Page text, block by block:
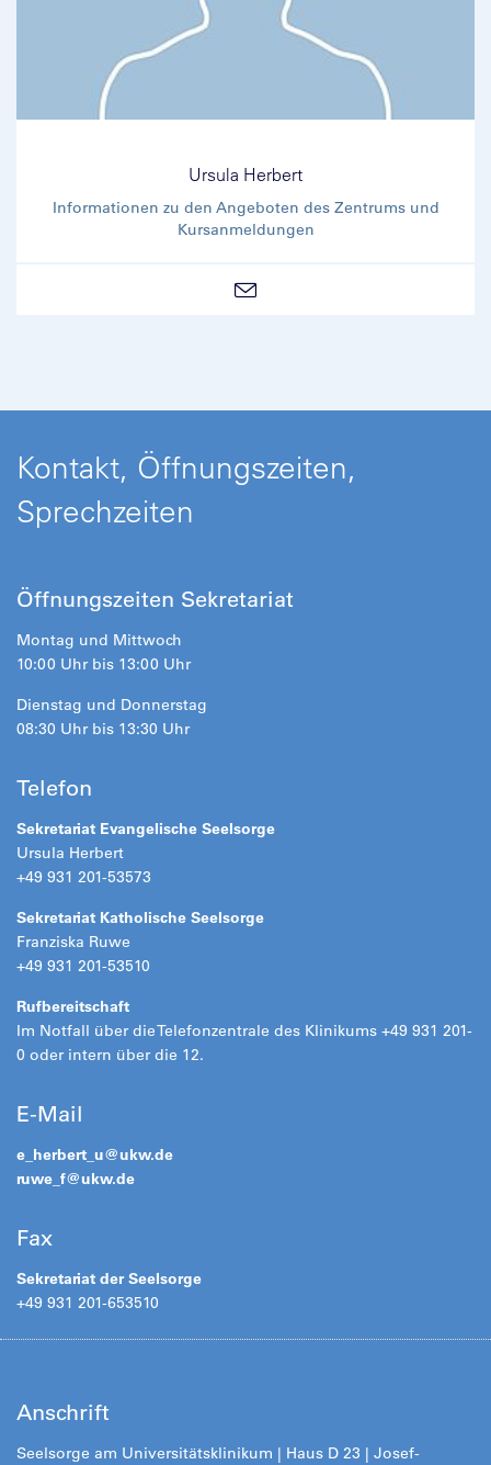
Ursula Herbert
Informationen zu den Angeboten des Zentrums und
Kursanmeldungen
Kontakt, Öffnungszeiten,
Sprechzeiten
Öffnungszeiten Sekretariat
Montag und Mittwoch
10:00 Uhr bis 13:00 Uhr
Dienstag und Donnerstag
08:30 Uhr bis 13:30 Uhr
Telefon
Sekretariat Evangelische Seelsorge
Ursula Herbert
+49 931 201-53573
Sekretariat Katholische Seelsorge
Franziska Ruwe
+49 931 201-53510
Rufbereitschaft
Im Notfall über die Telefonzentrale des Klinikums +49 931 201-
0 oder intern über die 12.
E-Mail
e_herbert_u@ukw.de
ruwe_f@ukw.de
Fax
Sekretariat der Seelsorge
+49 931 201-653510
Anschrift
Seelsorge am Universitätsklinikum | Haus D 23 | Josef-